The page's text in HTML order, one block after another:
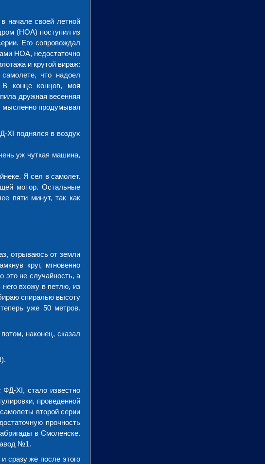
начале своей летной
(НОА) поступил из
Его сопровождал
НОА, недостаточно
и крутой вираж:
что надоел
В конце концов, моя
дружная весенняя
мысленно продумывая
XI поднялся в воздух
уж чуткая машина,
Я сел в самолет.
мотор. Остальные
пяти минут, так как
отрываюсь от земли
круг, мгновенно
это не случайность, а
вхожу в петлю, из
спиралью высоту
уже 50 метров.
наконец, сказал
ФД-XI, стало известно
проведенной
второй серии
прочность
в Смоленске.
№1.
сразу же после этого